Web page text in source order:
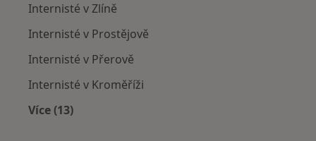
Internisté v Zlíně
Internisté v Prostějově
Internisté v Přerově
Internisté v Kroměříži
Více (13)